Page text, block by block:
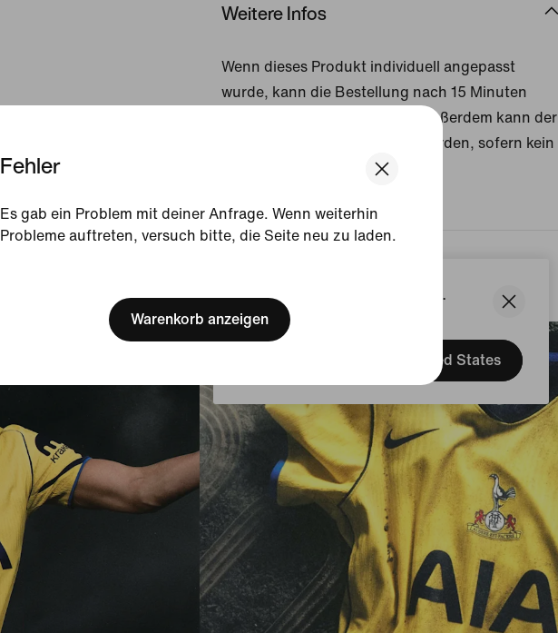
We think you are in United States.
Update your location?
United States
Fehler
Es gab ein Problem mit deiner Anfrage. Wenn weiterhin
Probleme auftreten, versuch bitte, die Seite neu zu laden.
Warenkorb anzeigen
Weitere Infos
Wenn dieses Produkt individuell angepasst
wurde, kann die Bestellung nach 15 Minuten
nicht mehr storniert werden. Außerdem kann der
Artikel nicht zurückgegeben werden, sofern kein